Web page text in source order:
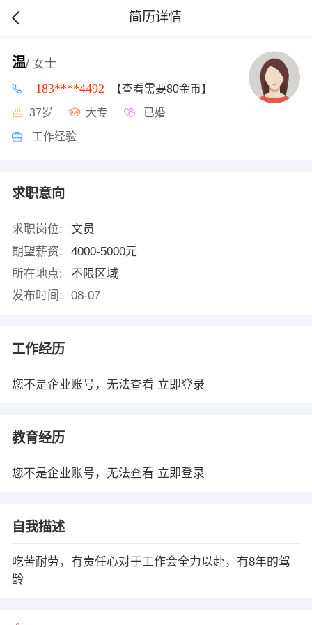
简历详情
温/ 女士
183****4492 【查看需要80金币】
37岁 大专 已婚
工作经验
求职意向
求职岗位:
文员
期望薪资:
4000-5000元
所在地点:
不限区域
发布时间:
08-07
工作经历
您不是企业账号，无法查看 立即登录
教育经历
您不是企业账号，无法查看 立即登录
自我描述
吃苦耐劳，有责任心对于工作会全力以赴，有8年的驾
龄